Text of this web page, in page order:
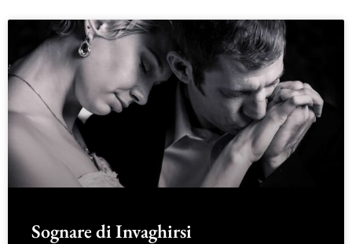
Sognare di Invaghirsi